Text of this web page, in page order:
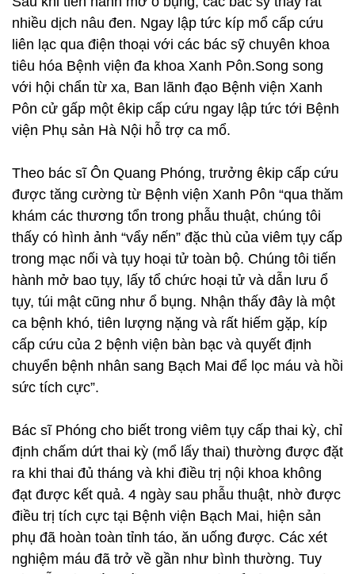
nhiều dịch nâu đen. Ngay lập tức kíp mổ cấp cứu
liên lạc qua điện thoại với các bác sỹ chuyên khoa
tiêu hóa Bệnh viện đa khoa Xanh Pôn.Song song
với hội chẩn từ xa, Ban lãnh đạo Bệnh viện Xanh
Pôn cử gấp một êkip cấp cứu ngay lập tức tới Bệnh
viện Phụ sản Hà Nội hỗ trợ ca mổ.
Theo bác sĩ Ôn Quang Phóng, trưởng êkip cấp cứu
được tăng cường từ Bệnh viện Xanh Pôn “qua thăm
khám các thương tổn trong phẫu thuật, chúng tôi
thấy có hình ảnh “vẩy nến” đặc thù của viêm tụy cấp
trong mạc nối và tụy hoại tử toàn bộ. Chúng tôi tiến
hành mở bao tụy, lấy tổ chức hoại tử và dẫn lưu ổ
tụy, túi mật cũng như ổ bụng. Nhận thấy đây là một
ca bệnh khó, tiên lượng nặng và rất hiếm gặp, kíp
cấp cứu của 2 bệnh viện bàn bạc và quyết định
chuyển bệnh nhân sang Bạch Mai để lọc máu và hồi
sức tích cực”.
Bác sĩ Phóng cho biết trong viêm tụy cấp thai kỳ, chỉ
định chấm dứt thai kỳ (mổ lấy thai) thường được đặt
ra khi thai đủ tháng và khi điều trị nội khoa không
đạt được kết quả. 4 ngày sau phẫu thuật, nhờ được
điều trị tích cực tại Bệnh viện Bạch Mai, hiện sản
phụ đã hoàn toàn tỉnh táo, ăn uống được. Các xét
nghiệm máu đã trở về gần như bình thường. Tuy